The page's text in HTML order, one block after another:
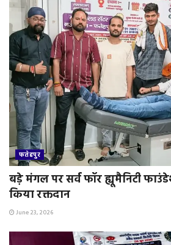
फतेहपुर
बड़े मंगल पर सर्व फॉर ह्यूमैनिटी
किया रक्तदान
June 23, 2026